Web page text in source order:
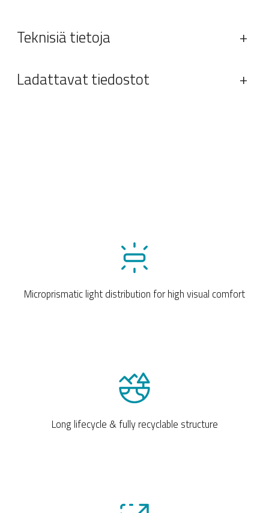
Teknisiä tietoja
+
Ladattavat tiedostot
+
Microprismatic light distribution for high visual comfort
Long lifecycle & fully recyclable structure